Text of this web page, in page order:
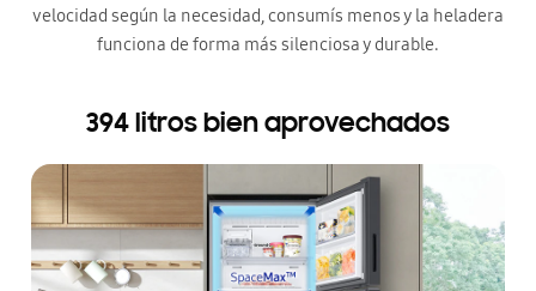
velocidad según la necesidad, consumís menos y la heladera
funciona de forma más silenciosa y durable.
394 litros bien aprovechados